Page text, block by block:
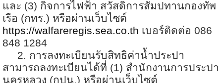
และ (3) กิจการไฟฟ้า สวัสดิการสัมปทานกองทัพ
เรือ (กทร.) หรือผ่านเว็บไซต์
https://walfareregis.sea.co.th เบอร์ติดต่อ 086
848 1284
2. การลงทะเบียนรับสิทธิค่าน้ำประปา
สามารถลงทะเบียนได้ที่ (1) สำนักงานการประปา
นครหลวง (กปน.) หรือผ่านเว็บไซต์